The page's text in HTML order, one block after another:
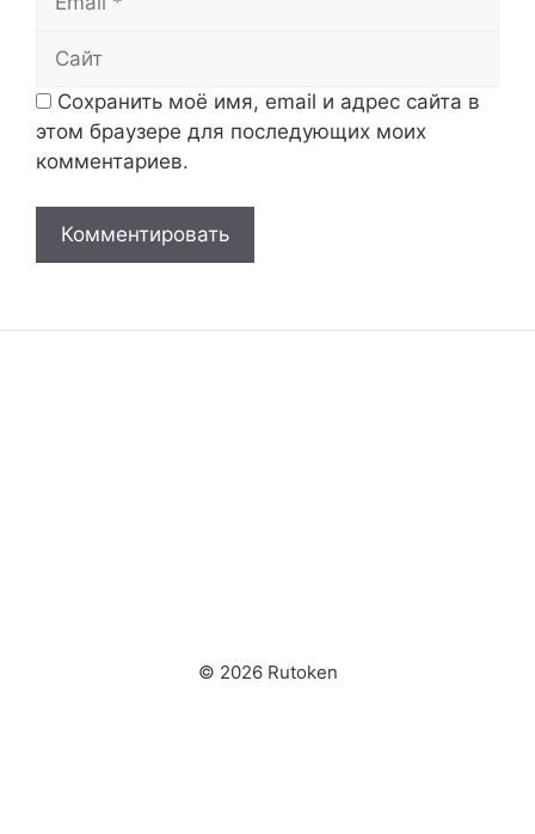
Сохранить моё имя, email и адрес сайта в
этом браузере для последующих моих
комментариев.
© 2026 Rutoken